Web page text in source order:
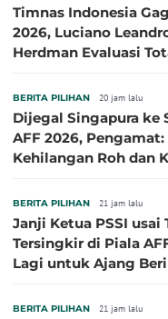
Timnas Indonesia
2026, Luciano
Herdman Evaluasi
BERITA PILIHAN 20 jam lalu
Dijegal Singapura ke
AFF 2026,
Kehilangan Roh dan
BERITA PILIHAN 21 jam lalu
Janji Ketua PSSI usai
Tersingkir di Piala
Lagi untuk Ajang
BERITA PILIHAN 21 jam lalu